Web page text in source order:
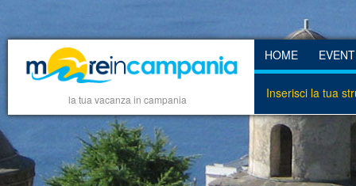
la tua vacanza in campania
HOME
Inserisci la tua